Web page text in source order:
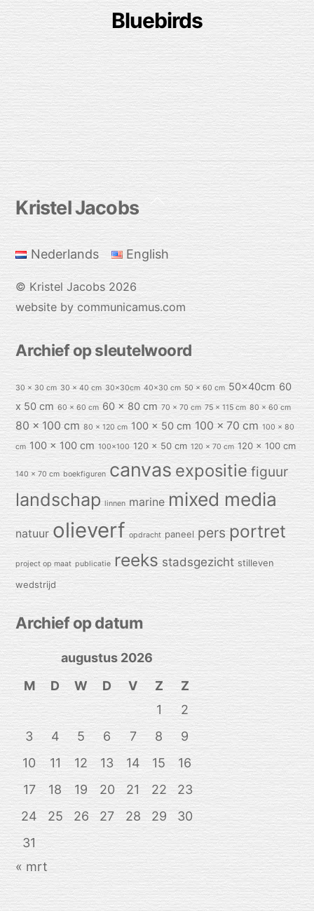
Bluebirds
Back
To
Top
Kristel Jacobs
Nederlands English
© Kristel Jacobs2026
website by communicamus.com
Archief op sleutelwoord
30 x 30 cm 30 x 40 cm 30x30cm 40x30 cm 50 x 60 cm 50x40cm 60
x 50 cm 60 x 60 cm 60 x 80 cm 70 x 70 cm 75 x 115 cm 80 x 60 cm
80 x 100 cm 80 x 120 cm 100 x 50 cm 100 x 70 cm 100 x 80
cm 100 x 100 cm 100x100 120 x 50 cm 120 x 70 cm 120 x 100 cm
140 x 70 cm boekfiguren canvas expositie figuur
landschap linnen marine mixed media
natuur olieverf opdracht paneel pers portret
project op maat publicatie reeks stadsgezicht stilleven
wedstrijd
Archief op datum
augustus 2026
M
D W D V Z
Z
1
2
3
4 5 6 7 8
9
10
11 12 13 14 15
16
17
18 19 20 21 22
23
24
25 26 27 28 29
30
31
« mrt